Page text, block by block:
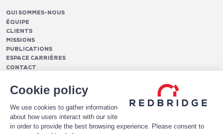
Cookie policy
We use cookies to gather information
about how users interact with our site
in order to provide the best browsing experience. Please consent to
QUI SOMMES-NOUS
ÉQUIPE
CLIENTS
MISSIONS
PUBLICATIONS
ESPACE CARRIÈRES
CONTACT
Pilotage des relations bancaires
Conseil en notation et optimisation du profil de crédit
Mise en place de financements
CASH MANAGEMENT ET TRÉSORERIE
Frais et services bancaires
Services de suivi et de reporting des frais bancaires
Monétique
PAIEMENTS
Analytics
LE LIVRE BLANC DE HAWKEYEBSB